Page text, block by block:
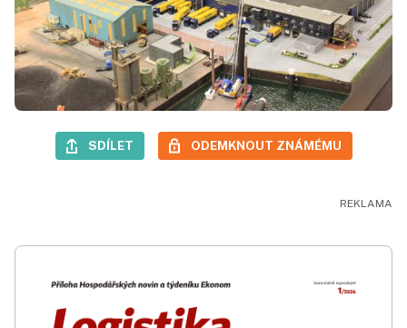
SDÍLET ODEMKNOUT ZNÁMÉMU